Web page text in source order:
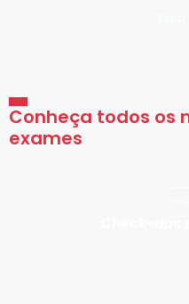
Conheça todos os
exames